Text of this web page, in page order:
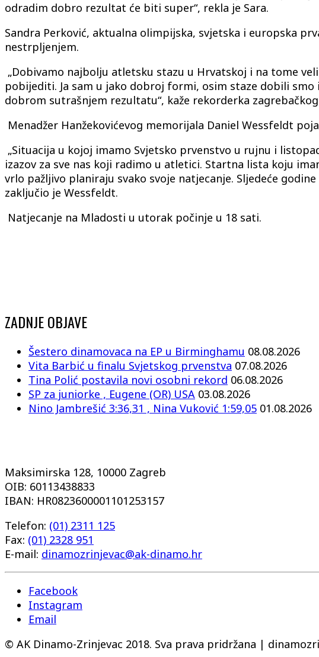
odradim dobro rezultat će biti super“, rekla je Sara.
Sandra Perković, aktualna olimpijska, svjetska i europska
nestrpljenjem.
„Dobivamo najbolju atletsku stazu u Hrvatskoj i na tome
pobijediti. Ja sam u jako dobroj formi, osim staze dobili
dobrom sutrašnjem rezultatu“, kaže rekorderka
Menadžer Hanžekovićevog memorijala Daniel Wessfeldt
„Situacija u kojoj imamo Svjetsko prvenstvo u rujnu i
izazov za sve nas koji radimo u atletici. Startna lista koju
vrlo pažljivo planiraju svako svoje natjecanje. Sljedeće
zaključio je Wessfeldt.
Natjecanje na Mladosti u utorak počinje u 18 sati.
ZADNJE OBJAVE
Šestero dinamovaca na EP u Birminghamu 08.08.2026
Vita Barbić u finalu Svjetskog prvenstva 07.08.2026
Tina Polić postavila novi osobni rekord 06.08.2026
SP za juniorke , Eugene (OR) USA 03.08.2026
Nino Jambrešić 3:36,31 , Nina Vuković 1:59,05 01.08.2026
Maksimirska 128, 10000 Zagreb
OIB: 60113438833
IBAN: HR0823600001101253157
Telefon: (01) 2311 125
Fax: (01) 2328 951
E-mail: dinamozrinjevac@ak-dinamo.hr
Facebook
Instagram
Email
© AK Dinamo-Zrinjevac 2018. Sva prava pridržana |